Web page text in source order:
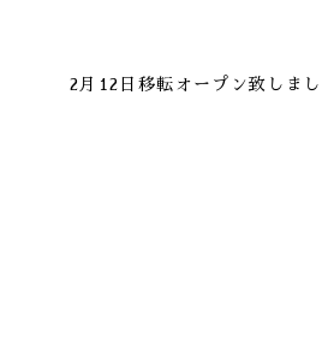
2月12日移転オープン致しま